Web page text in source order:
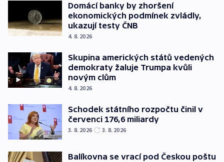
Domácí banky by zhoršení
ekonomických podmínek zvládly,
ukazují testy ČNB
4. 8. 2026
Skupina amerických států vedených
demokraty žaluje Trumpa kvůli
novým clům
4. 8. 2026
Schodek státního rozpočtu činil v
červenci 176,6 miliardy
3. 8. 2026 3. 8. 2026
Balíkovna se vrací pod Českou poštu